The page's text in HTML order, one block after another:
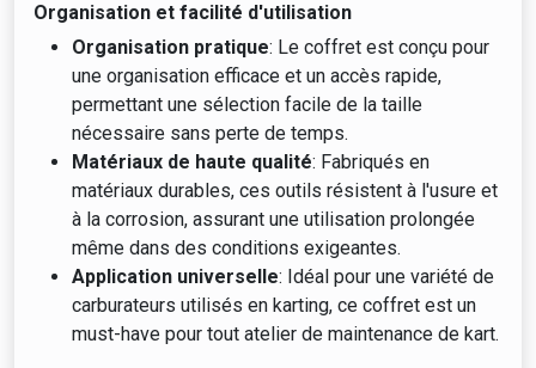
Organisation et facilité d'utilisation
Organisation pratique: Le coffret est conçu pour
une organisation efficace et un accès rapide,
permettant une sélection facile de la taille
nécessaire sans perte de temps.
Matériaux de haute qualité: Fabriqués en
matériaux durables, ces outils résistent à l'usure et
à la corrosion, assurant une utilisation prolongée
même dans des conditions exigeantes.
Application universelle: Idéal pour une variété de
carburateurs utilisés en karting, ce coffret est un
must-have pour tout atelier de maintenance de kart.